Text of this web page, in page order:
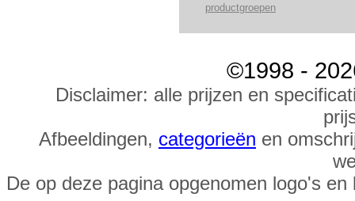
productgroepen
©1998 -
Disclaimer: alle prijzen en
Afbeeldingen, categorieën en
De op deze pagina opgenomen logo's